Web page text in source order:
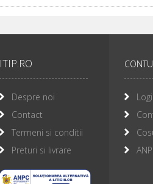
ITIP.RO
Despre noi
Contact
Termeni si conditii
Preturi si livrare